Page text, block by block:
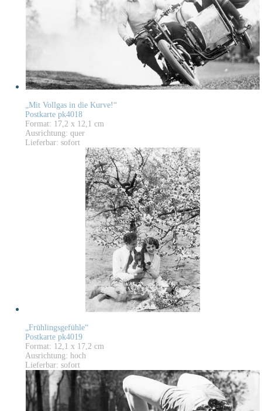
„Mit Vollgas in die Kurve!“
Postkarte pk4018
Format: 17,2 x 12,1 cm
Ausrichtung: quer
Lieferbar: sofort
„Frühlingsgefühle“
Postkarte pk4019
Format: 12,1 x 17,2 cm
Ausrichtung: hoch
Lieferbar: sofort